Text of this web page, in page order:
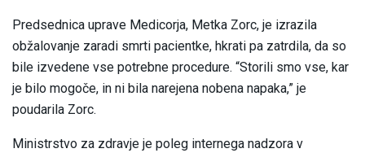
Predsednica uprave Medicorja, Metka Zorc, je izrazila
obžalovanje zaradi smrti pacientke, hkrati pa zatrdila, da so
bile izvedene vse potrebne procedure. “Storili smo vse, kar
je bilo mogoče, in ni bila narejena nobena napaka,” je
poudarila Zorc.
Ministrstvo za zdravje je poleg internega nadzora v